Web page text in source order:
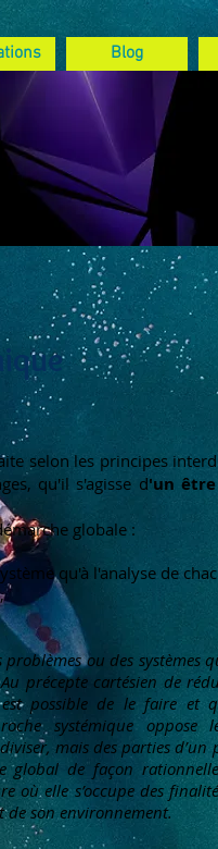
Blog
selon les principes
qu'il s'agisse d'unêtre
globale :
qu'à l'analyse de
ou des systèmes
précepte cartésien de
possible de le faire et
systémique oppose
mais des parties
global de façon
où elle s’occupe des
son environnement.